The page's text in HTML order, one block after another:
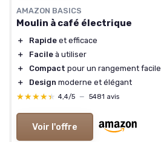
AMAZON BASICS
Moulin à café électrique
＋ Rapide et efficace
＋
Facile à utiliser
＋
Compact pour un rangement facile
＋
Design moderne et élégant
★★★★★
★★★★★ 4,4/5 — 5481 avis
Voir l'offre